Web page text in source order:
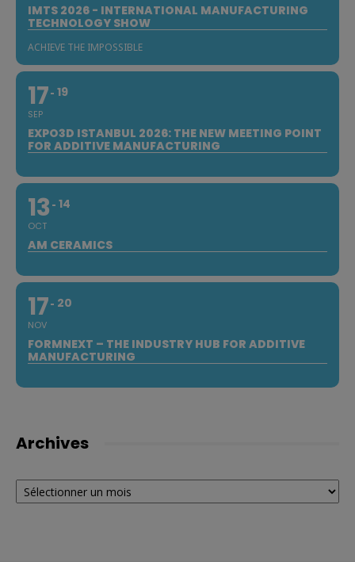
IMTS 2026 - INTERNATIONAL MANUFACTURING
TECHNOLOGY SHOW
ACHIEVE THE IMPOSSIBLE
17
SEP
19
EXPO3D ISTANBUL 2026: THE NEW MEETING POINT
FOR ADDITIVE MANUFACTURING
13
OCT
14
AM CERAMICS
17
NOV
20
FORMNEXT – THE INDUSTRY HUB FOR ADDITIVE
MANUFACTURING
Archives
Archives